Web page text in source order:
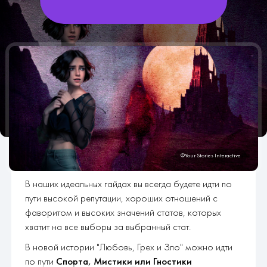
В наших идеальных гайдах вы всегда будете идти по
пути высокой репутации, хороших отношений с
фаворитом и высоких значений статов, которых
хватит на все выборы за выбранный стат.
В новой истории "Любовь, Грех и Зло" можно идти
по пути Спорта, Мистики или Гностики